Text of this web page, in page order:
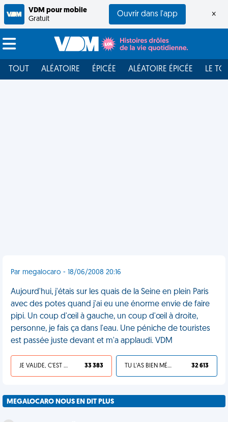
VDM pour mobile
Gratuit
Ouvrir dans l'app ×
TOUT ALÉATOIRE ÉPICÉE ALÉATOIRE ÉPICÉE LE
Par megalocaro - 18/06/2008 20:16
Aujourd'hui, j'étais sur les quais de la Seine en plein Paris
avec des potes quand j'ai eu une énorme envie de faire
pipi. Un coup d'œil à gauche, un coup d'œil à droite,
personne, je fais ça dans l'eau. Une péniche de touristes
est passée juste devant et m'a applaudi. VDM
JE VALIDE, C'EST UNE VDM 33 383 TU L'AS BIEN MÉRITÉ 32 613
MEGALOCARO NOUS EN DIT PLUS